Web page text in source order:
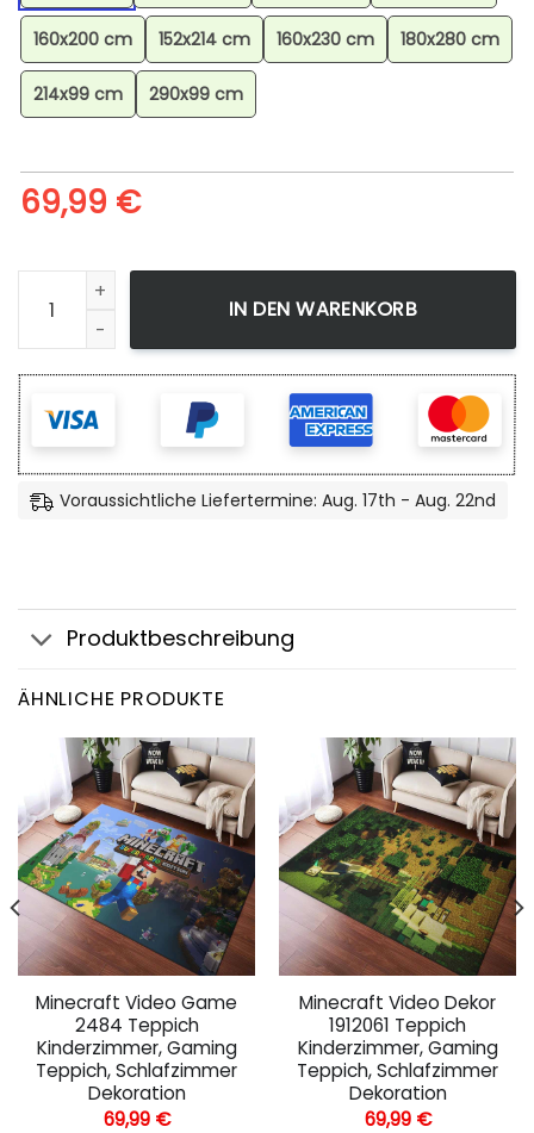
160x200 cm 152x214 cm 160x230 cm 180x280 cm
214x99 cm 290x99 cm
69,99 €
Minecraft Steve Unter Wasser Teppich, Minecraft
IN DEN WARENKORB
Voraussichtliche Liefertermine: Aug. 17th - Aug. 22nd
Produktbeschreibung
ÄHNLICHE PRODUKTE
Minecraft Video Game
2484 Teppich
Kinderzimmer, Gaming
Teppich, Schlafzimmer
Dekoration
69,99 €
Minecraft Video Dekor
1912061 Teppich
Kinderzimmer, Gaming
Teppich, Schlafzimmer
Dekoration
69,99 €